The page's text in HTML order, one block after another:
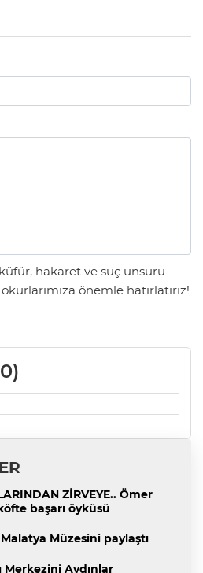
hakaret ve suç unsuru
önemle hatırlatırız!
0)
ZİRVEYE.. Ömer
başarı öyküsü
Müzesini paylaştı
Merkezini Aydınlar